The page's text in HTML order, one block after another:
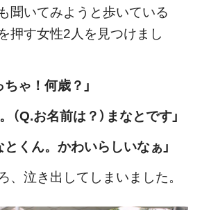
聞いてみようと歩いている
押す女性2人を見つけまし
ちゃ！何歳？」
（Q.お名前は？）まなとです」
とくん。かわいらしいなぁ」
、泣き出してしまいました。